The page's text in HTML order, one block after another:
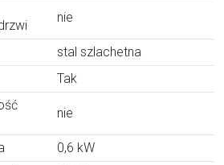
nie
stal szlachetna
Tak
nie
0,6 kW